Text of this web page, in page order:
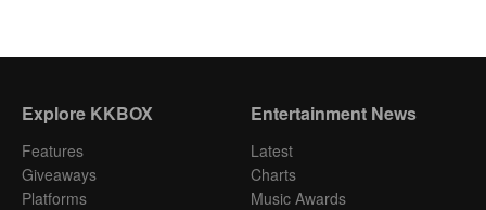
Explore KKBOX
Features
Giveaways
Platforms
Entertainment News
Latest
Charts
Music Awards